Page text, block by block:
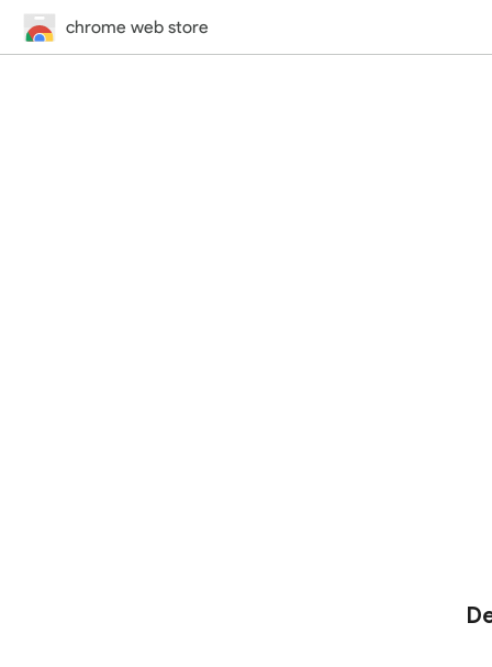
chrome web store